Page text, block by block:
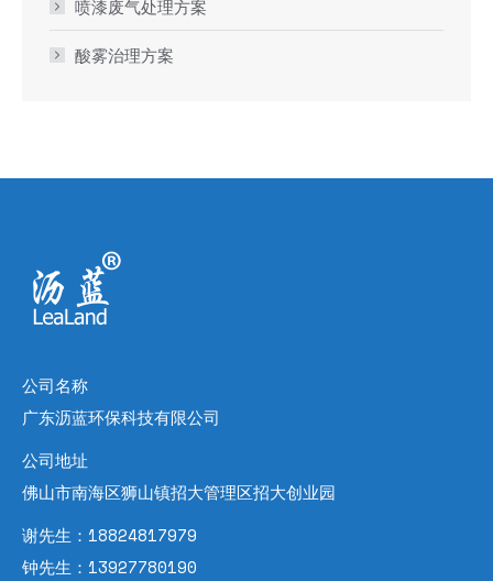
喷漆废气处理方案
酸雾治理方案
公司名称
广东沥蓝环保科技有限公司
公司地址
佛山市南海区狮山镇招大管理区招大创业园
谢先生：18824817979
钟先生：13927780190